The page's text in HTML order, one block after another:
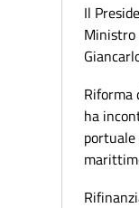
Il
Ministro
Riforma
ha